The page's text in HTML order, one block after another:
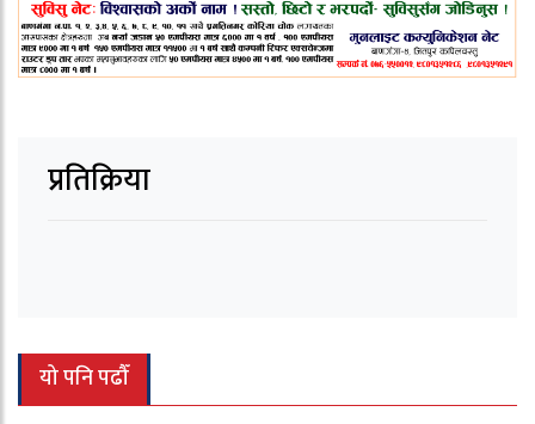
प्रतिक्रिया
यो पनि पढौँ